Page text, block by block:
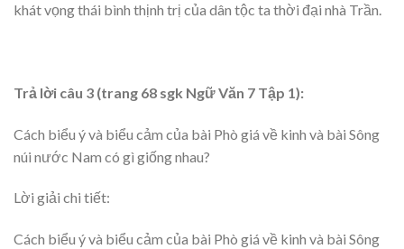
khát vọng thái bình thịnh trị của dân tộc ta thời đại nhà Trần.
Trả lời câu 3 (trang 68 sgk Ngữ Văn 7 Tập 1):
Cách biểu ý và biểu cảm của bài Phò giá về kinh và bài Sông
núi nước Nam có gì giống nhau?
Lời giải chi tiết:
Cách biểu ý và biểu cảm của bài Phò giá về kinh và bài Sông